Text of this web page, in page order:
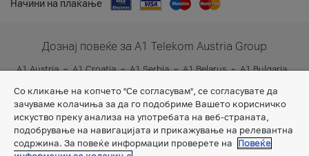
Начини на плаќање
Дознај повеќе за A1 Telekom Austria Group
A1 Austria A1 Croatia A1 Serbia A1 Belarus
A1 Bulgaria
Со кликање на копчето "Се согласувам", се согласувате да
зачуваме колачиња за да го подобриме Вашето корисничко
искуство преку анализа на употребата на веб-страната,
подобрување на навигацијата и прикажување на релевантна
содржина. За повеќе информации проверете на
Повеќе